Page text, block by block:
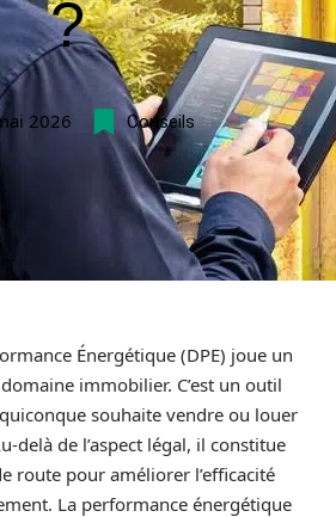
?
2026 Conseils
Énergétique (DPE) joue un
immobilier. C’est un outil
souhaite vendre ou louer
delà de l’aspect légal, il constitue
route pour améliorer l’efficacité
La performance énergétique